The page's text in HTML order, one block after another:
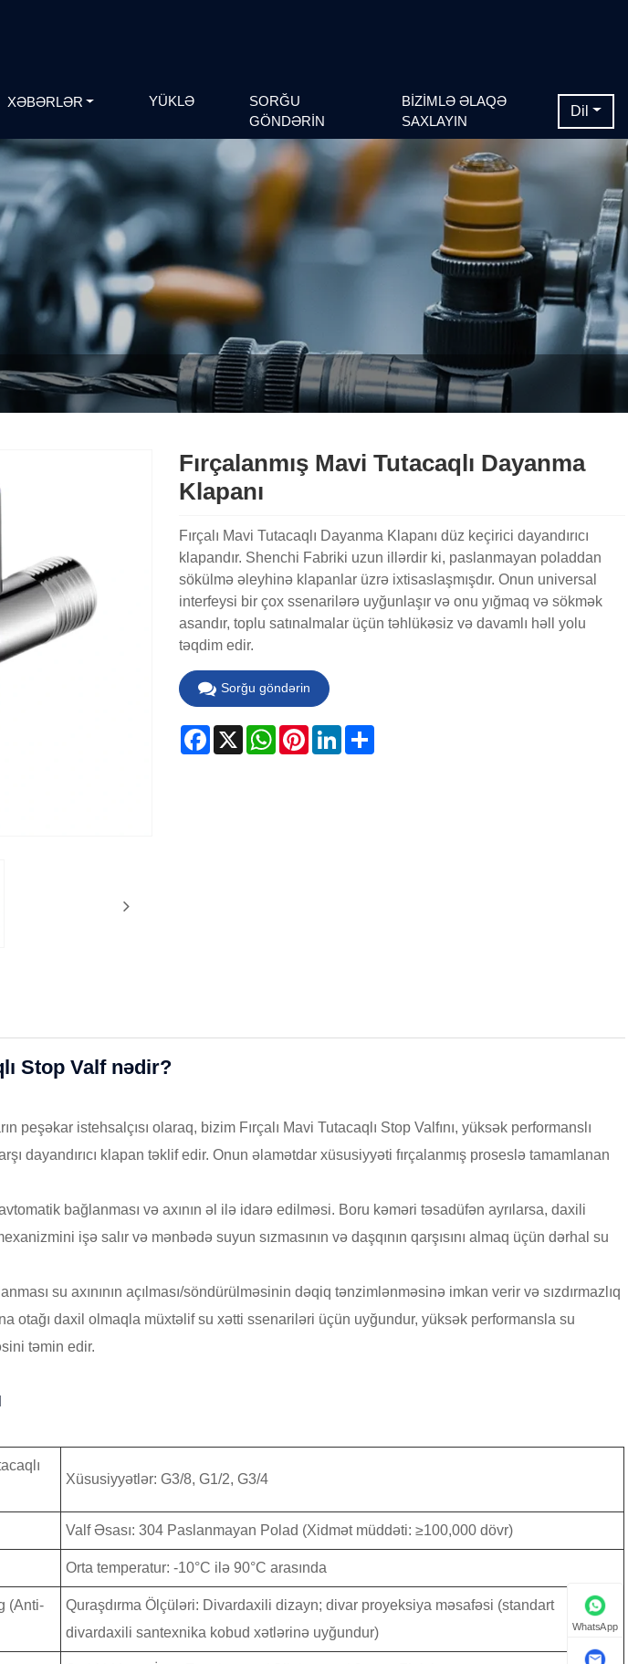
XƏBƏRLƏR YÜKLƏ
SORĞU
GÖNDƏRIN
BIZIMLƏ ƏLAQƏ
SAXLAYIN
Dil
Fırçalanmış Mavi Tutacaqlı Dayanma
Klapanı
Fırçalı Mavi Tutacaqlı Dayanma Klapanı düz keçirici dayandırıcı
klapandır. Shenchi Fabriki uzun illərdir ki, paslanmayan poladdan
sökülmə əleyhinə klapanlar üzrə ixtisaslaşmışdır. Onun universal
interfeysi bir çox ssenarilərə uyğunlaşır və onu yığmaq və sökmək
asandır, toplu satınalmalar üçün təhlükəsiz və davamlı həll yolu
təqdim edir.
Sorğu göndərin
Facebook
X WhatsApp
PinterestLinkedInShare
Stop Valf nədir?
peşəkar istehsalçısı olaraq, bizim Fırçalı Mavi Tutacaqlı Stop Valfını, yüksək performanslı
dayandırıcı klapan təklif edir. Onun əlamətdar xüsusiyyəti fırçalanmış proseslə tamamlanan
bağlanması və axının əl ilə idarə edilməsi. Boru kəməri təsadüfən ayrılarsa, daxili
işə salır və mənbədə suyun sızmasının və daşqının qarşısını almaq üçün dərhal su
su axınının açılması/söndürülməsinin dəqiq tənzimlənməsinə imkan verir və sızdırmazlıq
otağı daxil olmaqla müxtəlif su xətti ssenariləri üçün uyğundur, yüksək performansla su
təmin edir.
Xüsusiyyətlər: G3/8, G1/2, G3/4
Valf Əsası: 304 Paslanmayan Polad (Xidmət müddəti: ≥100,000 dövr)
Orta temperatur: -10°C ilə 90°C arasında
(Anti-
Quraşdırma Ölçüləri: Divardaxili dizayn; divar proyeksiya məsafəsi (standart
divardaxili santexnika kobud xətlərinə uyğundur)
WhatsApp